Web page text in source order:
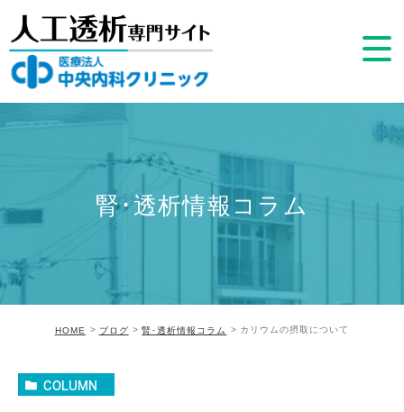
腎･透析情報コラム
HOME ブログ 腎･透析情報コラム カリウムの摂取について
COLUMN